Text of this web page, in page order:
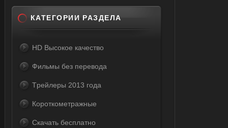
КАТЕГОРИИ РАЗДЕЛА
HD Высокое качество
Фильмы без перевода
Tрейлеры 2013 года
Короткометражные
Скачать бесплатно